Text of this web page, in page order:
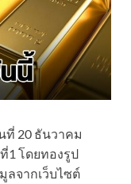
ที่ 20 ธันวาคม
1 โดยทองรูป
ลจากเว็บไซต์